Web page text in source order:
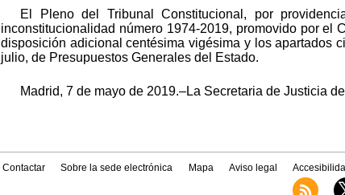
El Pleno del Tribunal Constitucional, por
inconstitucionalidad número 1974-2019, promovido por el
disposición adicional centésima vigésima y los apartados
julio, de Presupuestos Generales del Estado.
Madrid, 7 de mayo de 2019.–La Secretaria de Justicia
Contactar Sobre la sede electrónica Mapa Aviso legal